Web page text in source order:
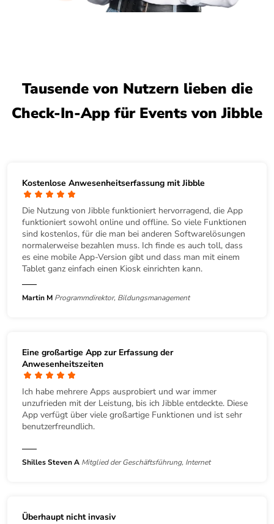
Tausende von Nutzern lieben die
Check-In-App für Events von Jibble
Kostenlose Anwesenheitserfassung mit Jibble
Die Nutzung von Jibble funktioniert hervorragend, die App
funktioniert sowohl online und offline. So viele Funktionen
sind kostenlos, für die man bei anderen Softwarelösungen
normalerweise bezahlen muss. Ich finde es auch toll, dass
es eine mobile App-Version gibt und dass man mit einem
Tablet ganz einfach einen Kiosk einrichten kann.
Martin M Programmdirektor, Bildungsmanagement
Eine großartige App zur Erfassung der
Anwesenheitszeiten
Ich habe mehrere Apps ausprobiert und war immer
unzufrieden mit der Leistung, bis ich Jibble entdeckte. Diese
App verfügt über viele großartige Funktionen und ist sehr
benutzerfreundlich.
Shilles Steven A Mitglied der Geschäftsführung, Internet
Überhaupt nicht invasiv